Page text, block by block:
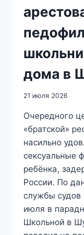
дома в
21 июля 2026
Очередного
«братской»
насильно
сексуальные
ребёнка,
России. По
службы судов
июля в
Школьной в